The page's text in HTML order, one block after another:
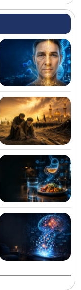
روند تولید و توزیع
می‌شود
شارژ مرحله جدید
جمع آوری شد
افزایش سابقه خدمت